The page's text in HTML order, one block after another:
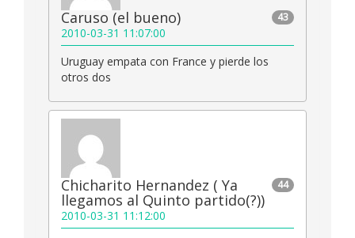
43
Caruso (el bueno)
2010-03-31 11:07:00
Uruguay empata con France y pierde los
otros dos
44
Chicharito Hernandez ( Ya
llegamos al Quinto partido(?))
2010-03-31 11:12:00